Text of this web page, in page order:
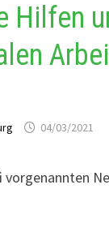
Hilfen
04/03/2021
vorgenannten